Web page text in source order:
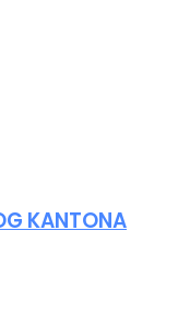
KANTONA